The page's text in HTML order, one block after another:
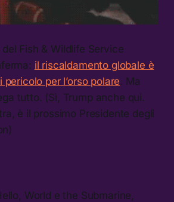
Fish & Wildlife Service
il riscaldamento globale è
per l’orso polare. Ma
tutto. (Sì, Trump anche qui.
è il prossimo Presidente degli
World e the Submarine,